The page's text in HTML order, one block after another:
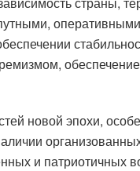
новой эпохи,
и